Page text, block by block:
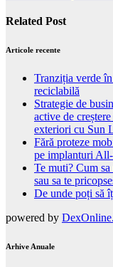
Related Post
Articole recente
Tranziția verde
reciclabilă
Strategie de
active de
exteriori cu Sun
Fără proteze
pe implanturi
Te muti? Cum
sau sa te
De unde poți să
powered by
Arhive Anuale